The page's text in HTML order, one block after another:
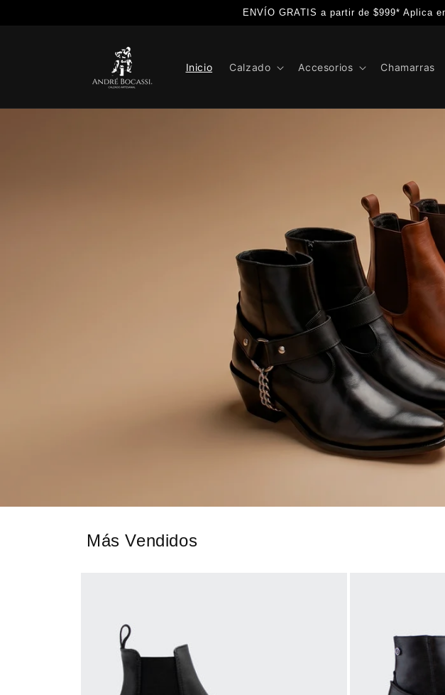
ENVÍO GRATIS a partir de $999* Aplica
Inicio Calzado Accesorios Chamarras
Más Vendidos